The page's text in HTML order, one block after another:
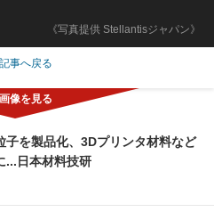
《写真提供 Stellantisジャパン》
事へ戻る
子を製品化、3Dプリンタ材料など
...日本材料技研